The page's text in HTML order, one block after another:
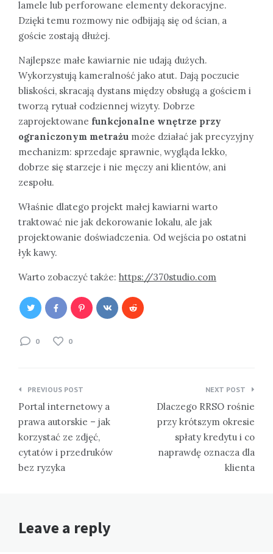
lamele lub perforowane elementy dekoracyjne.
Dzięki temu rozmowy nie odbijają się od ścian, a
goście zostają dłużej.
Najlepsze małe kawiarnie nie udają dużych.
Wykorzystują kameralność jako atut. Dają poczucie
bliskości, skracają dystans między obsługą a gościem i
tworzą rytuał codziennej wizyty. Dobrze
zaprojektowane funkcjonalne wnętrze przy
ograniczonym metrażu może działać jak precyzyjny
mechanizm: sprzedaje sprawnie, wygląda lekko,
dobrze się starzeje i nie męczy ani klientów, ani
zespołu.
Właśnie dlatego projekt małej kawiarni warto
traktować nie jak dekorowanie lokalu, ale jak
projektowanie doświadczenia. Od wejścia po ostatni
łyk kawy.
Warto zobaczyć także: https://370studio.com
0 0
Nawigacja
wpisu
PREVIOUS POST
Portal internetowy a
prawa autorskie – jak
korzystać ze zdjęć,
cytatów i przedruków
bez ryzyka
NEXT POST
Dlaczego RRSO rośnie
przy krótszym okresie
spłaty kredytu i co
naprawdę oznacza dla
klienta
Leave a reply